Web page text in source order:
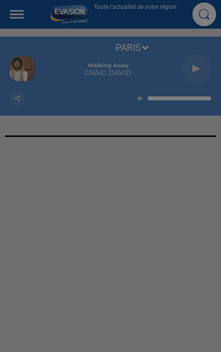
Toute l'actualité de votre région
Walking Away
CRAIG DAVID
PARIS